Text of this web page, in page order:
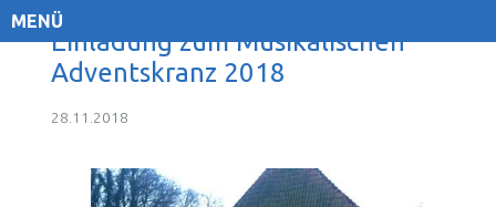
MENÜ
Einladung zum Musikalischen
Adventskranz 2018
28.11.2018